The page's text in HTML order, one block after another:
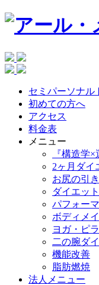
セミパーソナル
初めての方へ
アクセス
料金表
メニュー
『構造学
2ヶ月ダイ
お尻の引
ダイエット
パフォー
ボディメ
ヨガ・ピ
二の腕ダ
機能改善
脂肪燃焼
法人メニュー